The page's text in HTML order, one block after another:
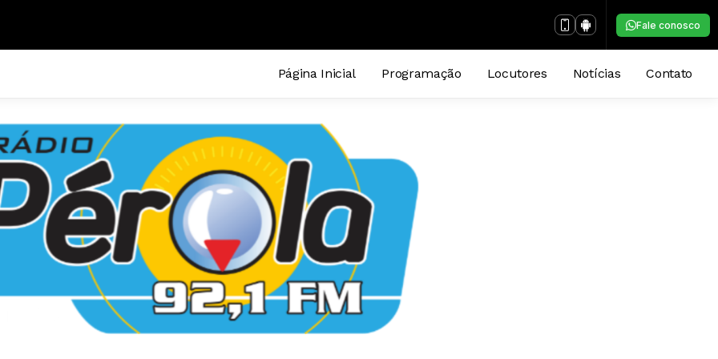
PERES FILHO
Fale conosco
Página Inicial Programação Locutores Notícias Contato